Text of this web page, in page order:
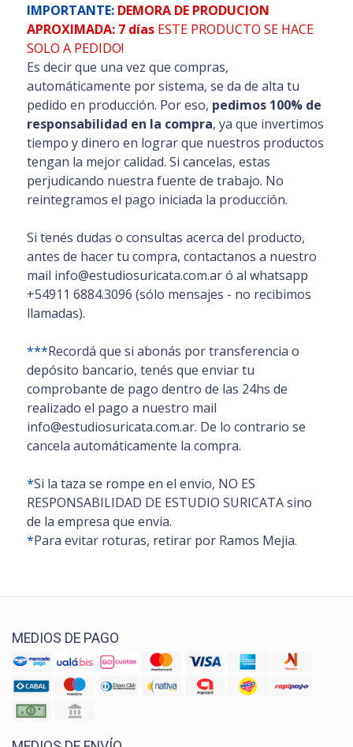
IMPORTANTE: DEMORA DE PRODUCION
APROXIMADA: 7 días ESTE PRODUCTO SE HACE
SOLO A PEDIDO!
Es decir que una vez que compras,
automáticamente por sistema, se da de alta tu
pedido en producción. Por eso, pedimos 100% de
responsabilidad en la compra, ya que invertimos
tiempo y dinero en lograr que nuestros productos
tengan la mejor calidad. Si cancelas, estas
perjudicando nuestra fuente de trabajo. No
reintegramos el pago iniciada la producción.
Si tenés dudas o consultas acerca del producto,
antes de hacer tu compra, contactanos a nuestro
mail info@estudiosuricata.com.ar ó al whatsapp
+54911 6884.3096 (sólo mensajes - no recibimos
llamadas).
***Recordá que si abonás por transferencia o
depósito bancario, tenés que enviar tu
comprobante de pago dentro de las 24hs de
realizado el pago a nuestro mail
info@estudiosuricata.com.ar. De lo contrario se
cancela automáticamente la compra.
*Si la taza se rompe en el envio, NO ES
RESPONSABILIDAD DE ESTUDIO SURICATA sino
de la empresa que envia.
*Para evitar roturas, retirar por Ramos Mejia.
MEDIOS DE PAGO